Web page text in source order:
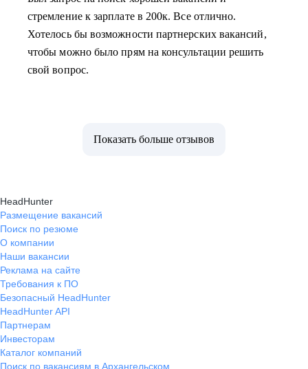
стремление к зарплате в 200к. Все отлично.
Хотелось бы возможности партнерских вакансий,
чтобы можно было прям на консультации решить
свой вопрос.
Показать больше отзывов
HeadHunter
Размещение вакансий
Поиск по резюме
О компании
Наши вакансии
Реклама на сайте
Требования к ПО
Безопасный HeadHunter
HeadHunter API
Партнерам
Инвесторам
Каталог компаний
Поиск по вакансиям в Архангельском